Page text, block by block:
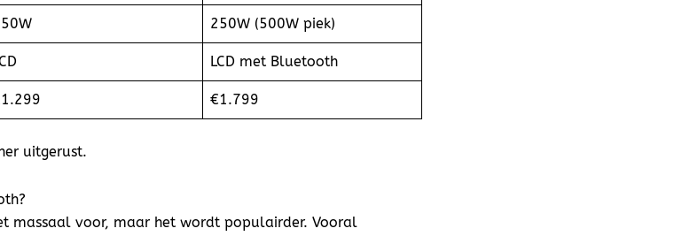
250W (500W piek)
LCD met Bluetooth
€1.799
uitgerust.
massaal voor, maar het wordt populairder. Vooral